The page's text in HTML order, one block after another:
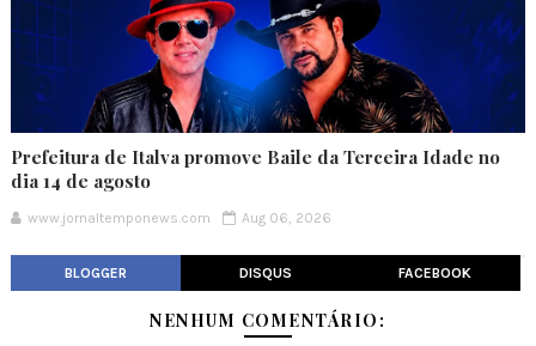
Prefeitura de Italva promove Baile da Terceira Idade no
dia 14 de agosto
www.jornaltemponews.com Aug 06, 2026
BLOGGER DISQUS FACEBOOK
NENHUM COMENTÁRIO: